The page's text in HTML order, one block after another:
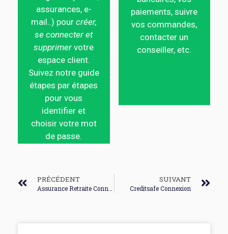
assurances, e-
mail..) pour créer,
se connecter et
supprimer votre
espace client.
Suivez notre guide
étapes par étapes
pour vous
identifier et
choisir votre mot
de passe.
paiements, suivre
vos commandes,
contacter un
conseiller, etc.
PRÉCÉDENT SUIVANT
Creditsafe Connexion